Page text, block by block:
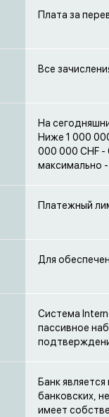
Плата за
Все
На
Ниже 1 000
000 000 CHF -
максимально -
Платежный
Для
Система
пассивное
Банк
банковских,
имеет